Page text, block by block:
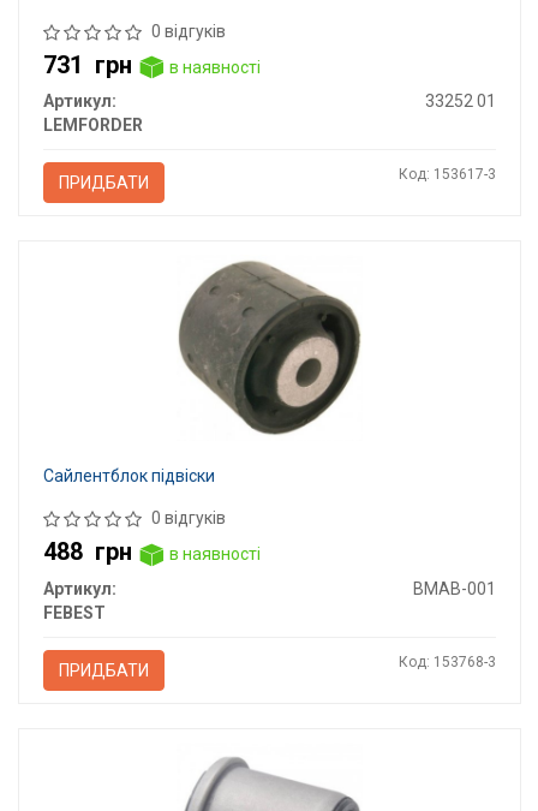
0 відгуків
731 грн
в наявності
Артикул:
33252 01
LEMFORDER
ПРИДБАТИ Код: 153617-3
Сайлентблок підвіски
0 відгуків
488 грн
в наявності
Артикул:
BMAB-001
FEBEST
ПРИДБАТИ Код: 153768-3